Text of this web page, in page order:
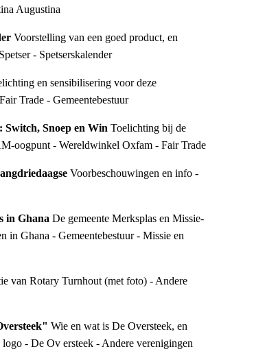
Augustina
Voorstelling van een goed product, en
- Spetserskalender
en sensibilisering voor deze
Trade - Gemeentebestuur
Switch, Snoep en Win Toelichting bij de
oogpunt - Wereldwinkel Oxfam - Fair Trade
Voorbeschouwingen en info -
in Ghana De gemeente Merksplas en Missie-
in Ghana - Gemeentebestuur - Missie en
van Rotary Turnhout (met foto) - Andere
Wie en wat is De Oversteek, en
- De Ov ersteek - Andere verenigingen